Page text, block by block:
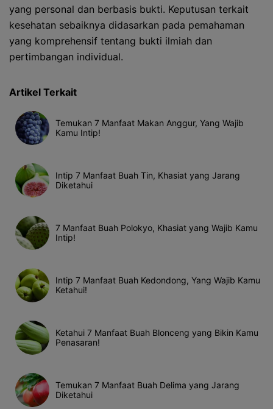
yang personal dan berbasis bukti. Keputusan terkait
kesehatan sebaiknya didasarkan pada pemahaman
yang komprehensif tentang bukti ilmiah dan
pertimbangan individual.
Artikel Terkait
Temukan 7 Manfaat Makan Anggur, Yang Wajib
Kamu Intip!
Intip 7 Manfaat Buah Tin, Khasiat yang Jarang
Diketahui
7 Manfaat Buah Polokyo, Khasiat yang Wajib Kamu
Intip!
Intip 7 Manfaat Buah Kedondong, Yang Wajib Kamu
Ketahui!
Ketahui 7 Manfaat Buah Blonceng yang Bikin Kamu
Penasaran!
Temukan 7 Manfaat Buah Delima yang Jarang
Diketahui